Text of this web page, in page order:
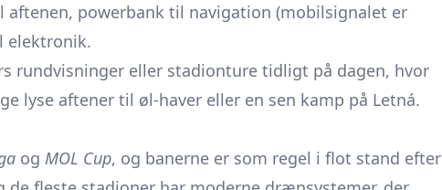
aftenen, powerbank til navigation (mobilsignalet er
elektronik.
rundvisninger eller stadionture tidligt på dagen, hvor
lyse aftener til øl-haver eller en sen kamp på Letná.
og MOL Cup, og banerne er som regel i flot stand efter